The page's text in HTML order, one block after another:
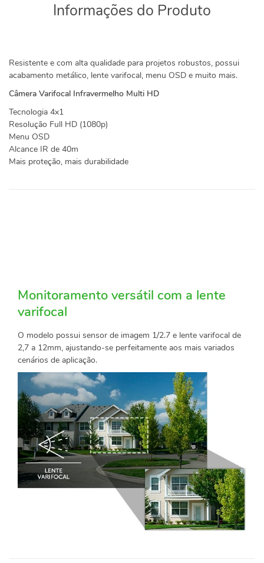
Informações do Produto
Resistente e com alta qualidade para projetos robustos, possui
acabamento metálico, lente varifocal, menu OSD e muito mais.
Câmera Varifocal Infravermelho Multi HD
Tecnologia 4x1
Resolução Full HD (1080p)
Menu OSD
Alcance IR de 40m
Mais proteção, mais durabilidade
Monitoramento versátil com a lente
varifocal
O modelo possui sensor de imagem 1/2.7 e lente varifocal de
2,7 a 12mm, ajustando-se perfeitamente aos mais variados
cenários de aplicação.